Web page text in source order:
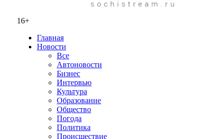
16+
Главная
Новости
Все
Автоновости
Бизнес
Интервью
Культура
Образование
Общество
Погода
Политика
Происшествие